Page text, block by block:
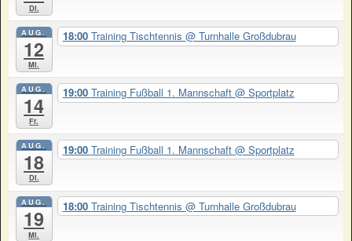
Di.
AUG.
12
Mi.
18:00 Training Tischtennis @ Turnhalle Großdubrau
AUG.
14
Fr.
19:00 Training Fußball 1. Mannschaft @ Sportplatz
AUG.
18
Di.
19:00 Training Fußball 1. Mannschaft @ Sportplatz
AUG.
19
Mi.
18:00 Training Tischtennis @ Turnhalle Großdubrau